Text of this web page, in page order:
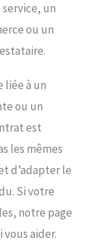
un
ou un
liée à un
ou un
est
les mêmes
d’adapter le
Si votre
notre page
vous aider.